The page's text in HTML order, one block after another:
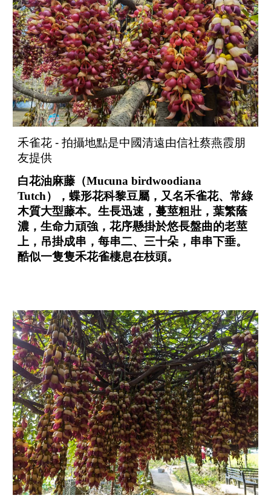
禾雀花 - 拍攝地點是中國清遠由信社蔡燕霞朋
友提供
白花油麻藤（Mucuna birdwoodiana
Tutch），蝶形花科黎豆屬，又名禾雀花、常綠
木質大型藤本。生長迅速，蔓莖粗壯，葉繁蔭
濃，生命力頑強，花序懸掛於悠長盤曲的老莖
上，吊掛成串，每串二、三十朵 ，串串下垂。
酷似一隻隻禾花雀棲息在枝頭。